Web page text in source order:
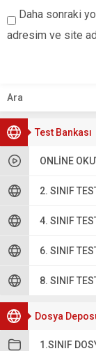
Test Bankası
ONLINE
2. SINIF
4. SINIF
6. SINIF
8. SINIF
Dosya
1.SINIF
Daha sonraki
adresim ve site